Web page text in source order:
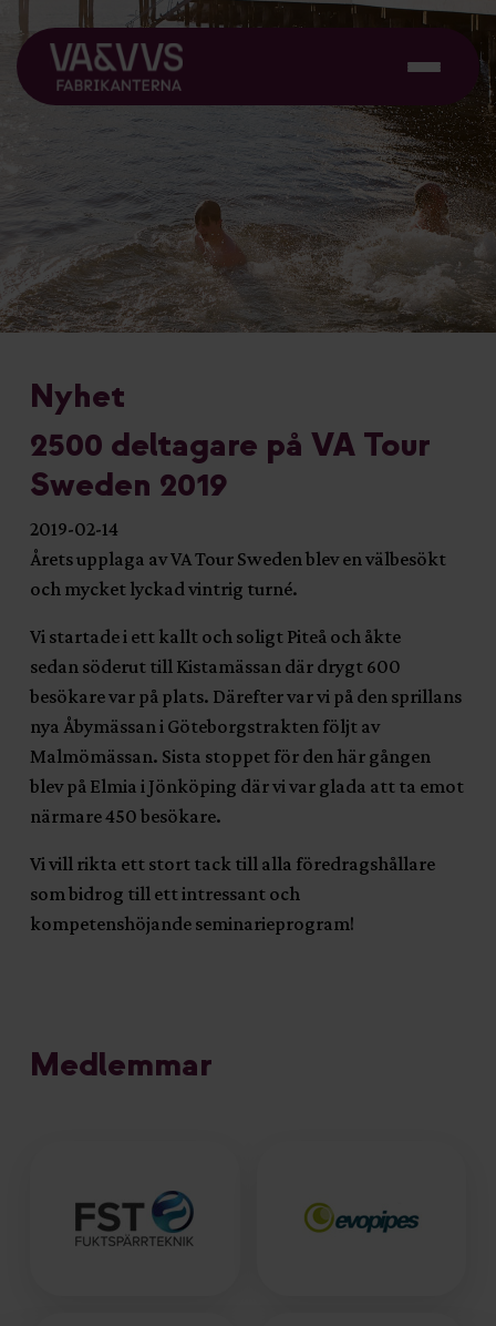
Nyhet
2500 deltagare på VA Tour
Sweden 2019
2019-02-14
Årets upplaga av VA Tour Sweden blev en välbesökt
och mycket lyckad vintrig turné.
Vi startade i ett kallt och soligt Piteå och åkte
sedan söderut till Kistamässan där drygt 600
besökare var på plats. Därefter var vi på den sprillans
nya Åbymässan i Göteborgstrakten följt av
Malmömässan. Sista stoppet för den här gången
blev på Elmia i Jönköping där vi var glada att ta emot
närmare 450 besökare.
Vi vill rikta ett stort tack till alla föredragshållare
som bidrog till ett intressant och
kompetenshöjande seminarieprogram!
Medlemmar